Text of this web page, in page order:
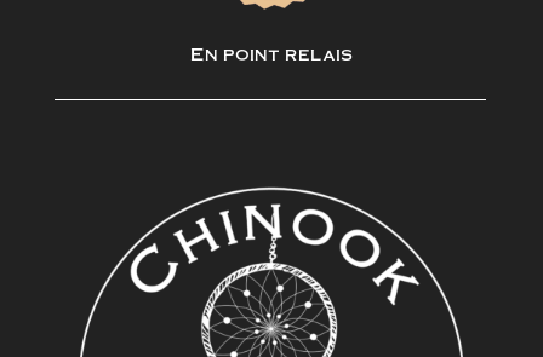
En point relais